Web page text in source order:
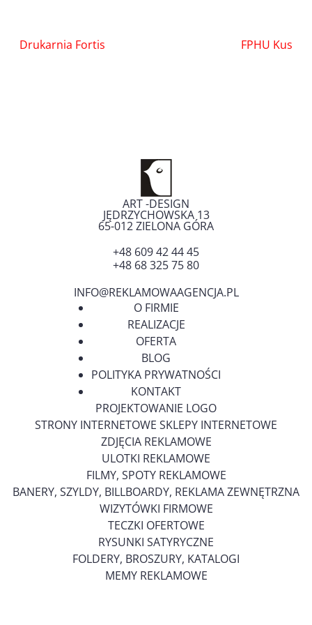
Nawigacja
Drukarnia Fortis FPHU Kus
ART -DESIGN
JĘDRZYCHOWSKA 13
65-012ZIELONA GÓRA
+48 609 42 44 45
+48 68 325 75 80
INFO@REKLAMOWAAGENCJA.PL
O FIRMIE
REALIZACJE
OFERTA
BLOG
POLITYKA PRYWATNOŚCI
KONTAKT
PROJEKTOWANIE LOGO
STRONY INTERNETOWE SKLEPY INTERNETOWE
ZDJĘCIA REKLAMOWE
ULOTKI REKLAMOWE
FILMY, SPOTY REKLAMOWE
BANERY, SZYLDY, BILLBOARDY, REKLAMA ZEWNĘTRZNA
WIZYTÓWKI FIRMOWE
TECZKI OFERTOWE
RYSUNKI SATYRYCZNE
FOLDERY, BROSZURY, KATALOGI
MEMY REKLAMOWE